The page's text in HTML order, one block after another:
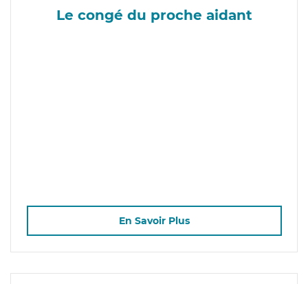
Le congé du proche aidant
En Savoir Plus